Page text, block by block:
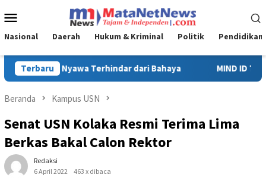
ke
Mobile
Nasional Daerah Hukum & Kriminal Politik Pendidikan
Terbaru
MIND ID Tegaskan Dukungan Penuh Bagi PT Vale di
Beranda Kampus USN
Senat USN Kolaka Resmi Terima Lima
Berkas Bakal Calon Rektor
Redaksi
6 April 2022
463 x dibaca